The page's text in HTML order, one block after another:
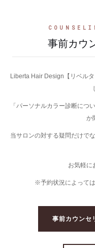
事前カウ
Liberta Hair Design【リベル
「パーソナルカラー診断につ
か
当サロンの対する疑問だけで
お気軽に
※予約状況によって
事前カウンセ